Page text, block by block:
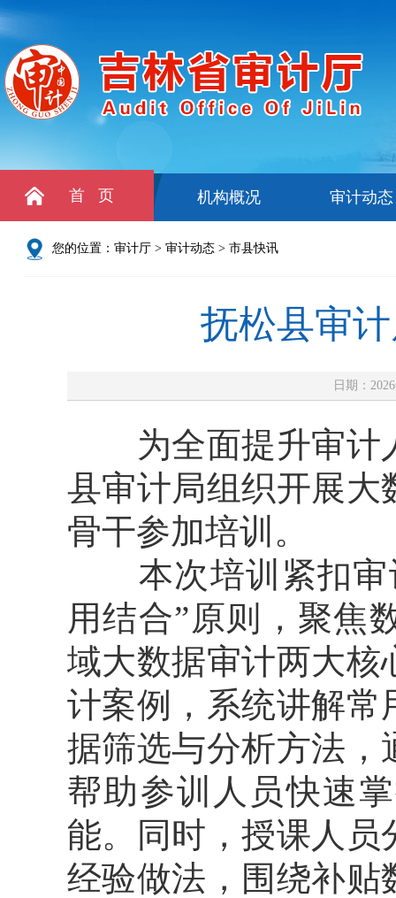
首 页 机构概况 审计动态
您的位置： 审计厅 > 审计动态 > 市县快讯
抚松县审
日期：
为全面提升审计
县审计局组织开展大
骨干参加培训。
本次培训紧扣审
用结合”原则，聚焦
域大数据审计两大核
计案例，系统讲解常
据筛选与分析方法，
帮助参训人员快速
能。同时，授课人
经验做法，围绕补贴